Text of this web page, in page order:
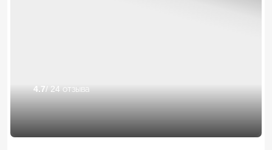
4.7/ 24 отзыва